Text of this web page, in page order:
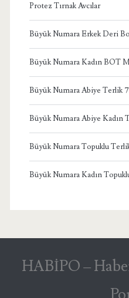
Protez Tırnak Avcılar
Büyük Numara Erkek Deri
Büyük Numara Kadın BOT
Büyük Numara Abiye Terlik
Büyük Numara Abiye Kadın
Büyük Numara Topuklu
Büyük Numara Kadın
HABİPO –